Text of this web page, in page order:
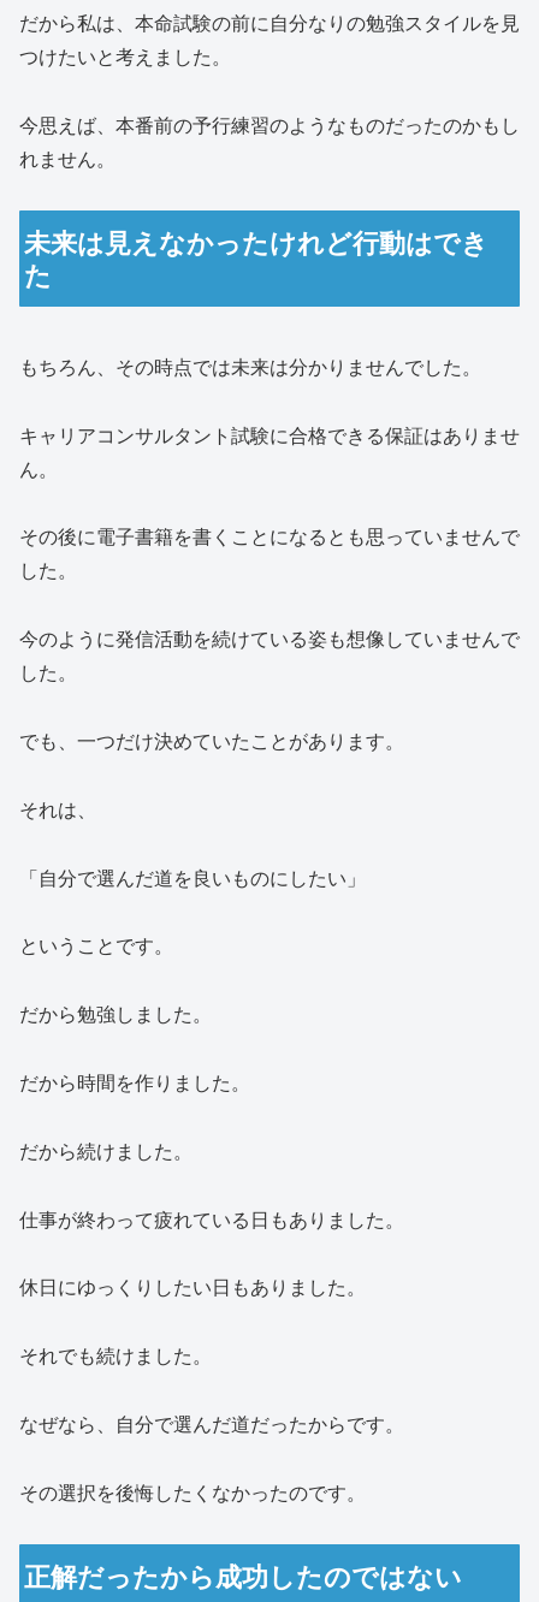
だから私は、本命試験の前に自分なりの勉強スタイルを見
つけたいと考えました。
今思えば、本番前の予行練習のようなものだったのかもし
れません。
未来は見えなかったけれど行動はでき
た
もちろん、その時点では未来は分かりませんでした。
キャリアコンサルタント試験に合格できる保証はありませ
ん。
その後に電子書籍を書くことになるとも思っていませんで
した。
今のように発信活動を続けている姿も想像していませんで
した。
でも、一つだけ決めていたことがあります。
それは、
「自分で選んだ道を良いものにしたい」
ということです。
だから勉強しました。
だから時間を作りました。
だから続けました。
仕事が終わって疲れている日もありました。
休日にゆっくりしたい日もありました。
それでも続けました。
なぜなら、自分で選んだ道だったからです。
その選択を後悔したくなかったのです。
正解だったから成功したのではない